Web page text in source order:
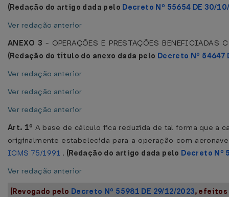
(Redação do artigo dada pelo Decreto Nº 55654 DE 30/
Ver redação anterior
ANEXO 3 - OPERAÇÕES E PRESTAÇÕES
(Redação do título do anexo dada pelo Decreto Nº 54647
Ver redação anterior
Ver redação anterior
Ver redação anterior
Art. 1º A base de cálculo fica reduzida de tal forma que a
originalmente estabelecida para a operação com
ICMS 75/1991 . (Redação do artigo dada pelo Decreto Nº
Ver redação anterior
(Revogado pelo Decreto Nº 55981 DE 29/12/2023, efeitos